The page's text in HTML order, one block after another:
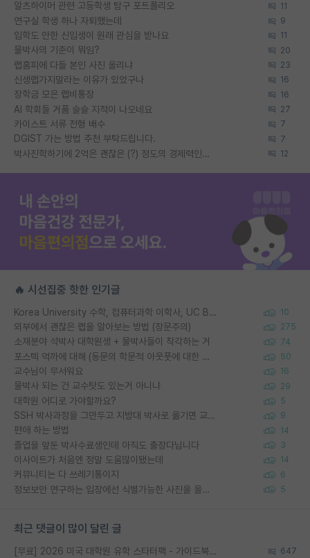
알츠하이머 관련 고등학생 탐구 포트폴리오 11
연구실 학생 하나 자퇴했는데 9
입학도 안한 신입생이 원래 관심을 받나요 11
물박사의 기준이 뭐임? 20
랩홈피에 다들 본인 사진 올리냐 23
신생랩가지말라는 이유가 있었구나 16
장학금 모은 랩비통장 16
AI 학회들 거품 슬슬 지적이 나오네요 27
카이스트 서류 전형 배수 7
DGIST 가는 방법 추천 부탁드립니다. 7
박사진학하기에 2억은 괜찮은 (?) 정도의 경제력인가요 12
🔥 시선집중 핫한 인기글
Korea University 수학, 컴퓨터과학 이학사, UC Berkeley 산업공학 대학원 공학박사가 되는 것은 쉽지 않겠죠? 10
외부에서 괜찮은 랩을 알아보는 방법 (장문주의) 275
소재분야 석박사 대학원생 + 물박사들이 착각하는 거 74
포스텍 억까에 대해 (동문의 학문적 아웃풋에 대한 반박) 50
교수님이 무서워요 16
물박사 되는 건 교수탓도 있는거 아니냐 29
대학원 어디로 가야할까요? 5
SSH 박사과정을 그만두고 지방대 박사로 옮기면 교수의 꿈은 끝일까요? 9
편애 하는 방법 14
졸업을 앞둔 박사수료생인데 아직도 출장다닙니다 3
이사이트가 처음엔 정말 도움많이됐는데 14
커뮤니티는 다 쓰레기통이지 6
정보보안 연구하는 입장에선 식별가능한 사진을 올리는건 비추이긴함 5
최근 댓글이 많이 달린 글
[무료] 2026 미국 대학원 유학 스타터팩 - 가이드북 & 합격자 컨택메일 템플릿 647